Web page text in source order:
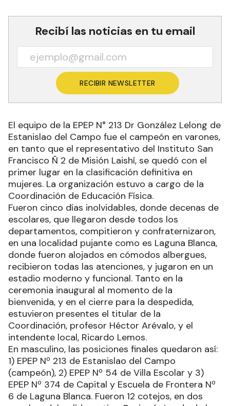
Recibí las noticias en tu email
RECIBIR NEWSLETTER
El equipo de la EPEP N° 213 Dr González Lelong de
Estanislao del Campo fue el campeón en varones,
en tanto que el representativo del Instituto San
Francisco Ñ 2 de Misión Laishí, se quedó con el
primer lugar en la clasificación definitiva en
mujeres. La organización estuvo a cargo de la
Coordinación de Educación Física.
Fueron cinco días inolvidables, donde decenas de
escolares, que llegaron desde todos los
departamentos, compitieron y confraternizaron,
en una localidad pujante como es Laguna Blanca,
donde fueron alojados en cómodos albergues,
recibieron todas las atenciones, y jugaron en un
estadio moderno y funcional. Tanto en la
ceremonia inaugural al momento de la
bienvenida, y en el cierre para la despedida,
estuvieron presentes el titular de la
Coordinación, profesor Héctor Arévalo, y el
intendente local, Ricardo Lemos.
En masculino, las posiciones finales quedaron así:
1) EPEP Nº 213 de Estanislao del Campo
(campeón), 2) EPEP Nº 54 de Villa Escolar y 3)
EPEP Nº 374 de Capital y Escuela de Frontera Nº
6 de Laguna Blanca. Fueron 12 cotejos, en dos